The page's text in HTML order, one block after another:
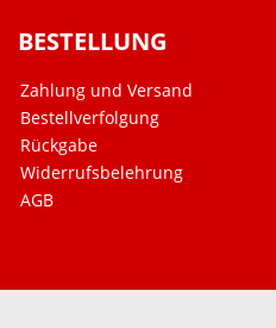
BESTELLUNG
Zahlung und Versand
Bestellverfolgung
Rückgabe
Widerrufsbelehrung
AGB